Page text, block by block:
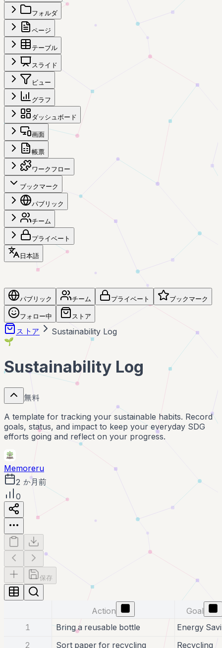
フォルダ
ページ
テーブル
スライド
ビュー
グラフ
ダッシュボード
画面
帳票
ワークフロー
ブックマーク
パブリック
チーム
プライベート
日本語
パブリック チーム プライベート ブックマーク
フォロー中 ストア
ストア Sustainability Log
🌱
Sustainability Log
無料
A template for tracking your sustainable habits. Record
goals, status, and impact to keep your everyday SDG
efforts going and reflect on your progress.
Memoreru
2 か月前
0
保存
Action
Goal
1
Bring a reusable bottle
Energy
2
Sort paper for recycling Recycling